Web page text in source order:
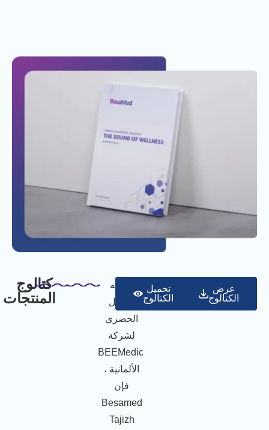
كتالوج
المنتجات
بصفته
الممثل
الحصري
لشركة
BEEMedic
الألمانية ،
فإن
Besamed
Tajizh
تحميل
الكتالوج
عرض
الكتالوج